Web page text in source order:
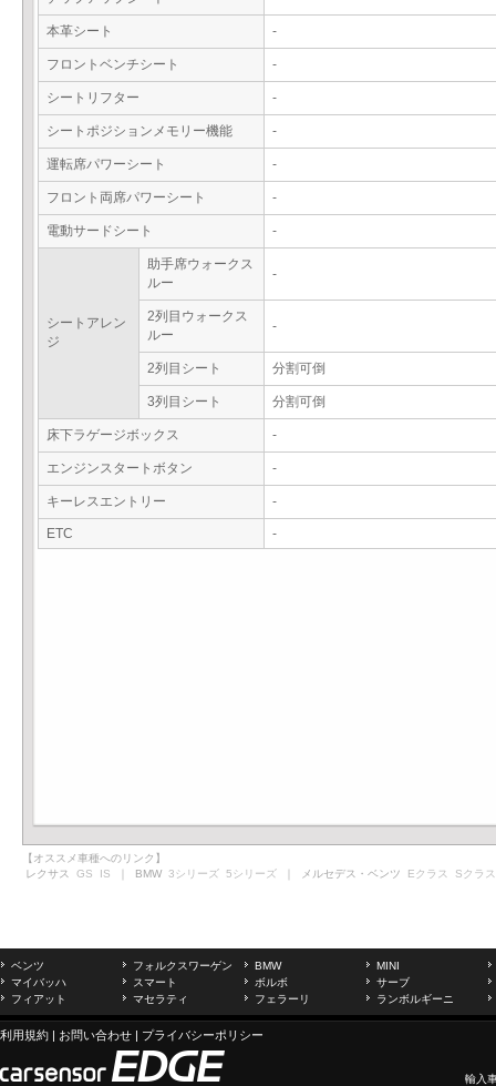
本革シート -
フロントベンチシート -
シートリフター -
シートポジションメモリー機能 -
運転席パワーシート -
フロント両席パワーシート -
電動サードシート -
シートアレン
ジ
助手席ウォークス
ルー
-
2列目ウォークス
ルー
-
2列目シート 分割可倒
3列目シート 分割可倒
床下ラゲージボックス -
エンジンスタートボタン -
キーレスエントリー -
ETC -
【オススメ車種へのリンク】
レクサス GS IS ｜ BMW 3シリーズ 5シリーズ ｜ メルセデス・ベンツ Eクラス Sクラス
ベンツ フォルクスワーゲン BMW
MINI
マイバッハ
スマート ボルボ
サーブ
フィアット
マセラティ フェラーリ ランボルギーニ
利用規約 | お問い合わせ | プライバシーポリシー
輸入